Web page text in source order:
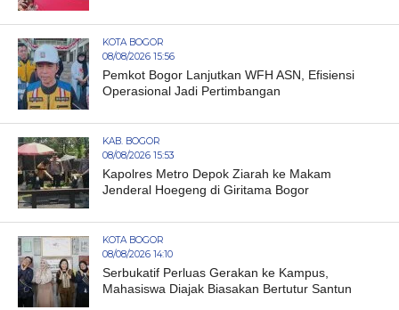
KOTA BOGOR
08/08/2026 15:56
Pemkot Bogor Lanjutkan WFH ASN, Efisiensi
Operasional Jadi Pertimbangan
KAB. BOGOR
08/08/2026 15:53
Kapolres Metro Depok Ziarah ke Makam
Jenderal Hoegeng di Giritama Bogor
KOTA BOGOR
08/08/2026 14:10
Serbukatif Perluas Gerakan ke Kampus,
Mahasiswa Diajak Biasakan Bertutur Santun